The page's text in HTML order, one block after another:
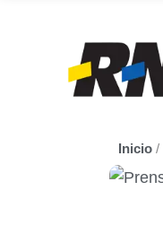
Inicio /